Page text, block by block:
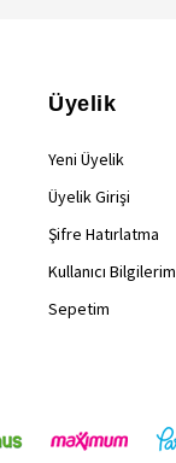
Üyelik
Yeni Üyelik
Üyelik Girişi
Şifre Hatırlatma
Kullanıcı Bilgilerim
Sepetim